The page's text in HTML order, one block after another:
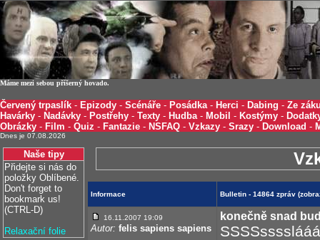
Máme mezi sebou příšerný hovado.
Červený trpaslík - Epizody - Scénáře - Posádka- Herci - Dabing - Ze
Havárky - Nadávky - Postřehy - Texty - Hudba- Mobil - Kostýmy -
Obrázky - Film - Quiz - Fantazie - NSFAQ - Vzkazy - Srazy - Download -
Dnes je 07.08.2026
Naše tipy
Přidejte si nás do
položky Oblíbené.
Don't forget to
bookmark us!
(CTRL-D)
Relaxační folie
Informace Bulletin - 14864 zpráv
16.11.2007 19:09
Autor: felis sapiens sapiens
konečně snad